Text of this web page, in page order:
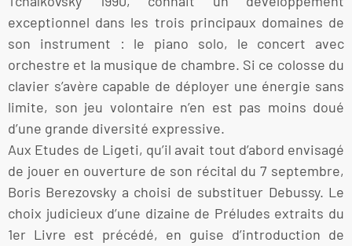
exceptionnel dans les trois principaux domaines de
son instrument : le piano solo, le concert avec
orchestre et la musique de chambre. Si ce colosse du
clavier s’avère capable de déployer une énergie sans
limite, son jeu volontaire n’en est pas moins doué
d’une grande diversité expressive.
Aux Etudes de Ligeti, qu’il avait tout d’abord envisagé
de jouer en ouverture de son récital du 7 septembre,
Boris Berezovsky a choisi de substituer Debussy. Le
choix judicieux d’une dizaine de Préludes extraits du
1er Livre est précédé, en guise d’introduction de